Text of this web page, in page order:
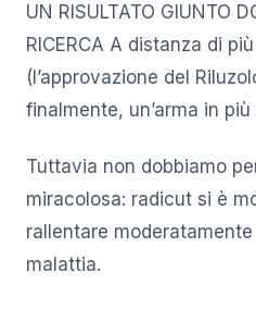
UN RISULTATO GIUNTO
RICERCA A distanza di
(l’approvazione del
finalmente, un’arma in
Tuttavia non dobbiamo
miracolosa: radicut si è
rallentare
malattia.